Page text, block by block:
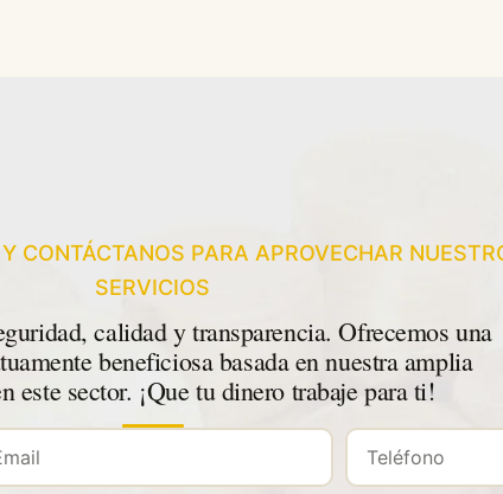
CONTÁCTANOS PARA APROVECHAR
SERVICIOS
calidad y transparencia. Ofrecemos una
beneficiosa basada en nuestra amplia
este sector. ¡Que tu dinero trabaje para ti!